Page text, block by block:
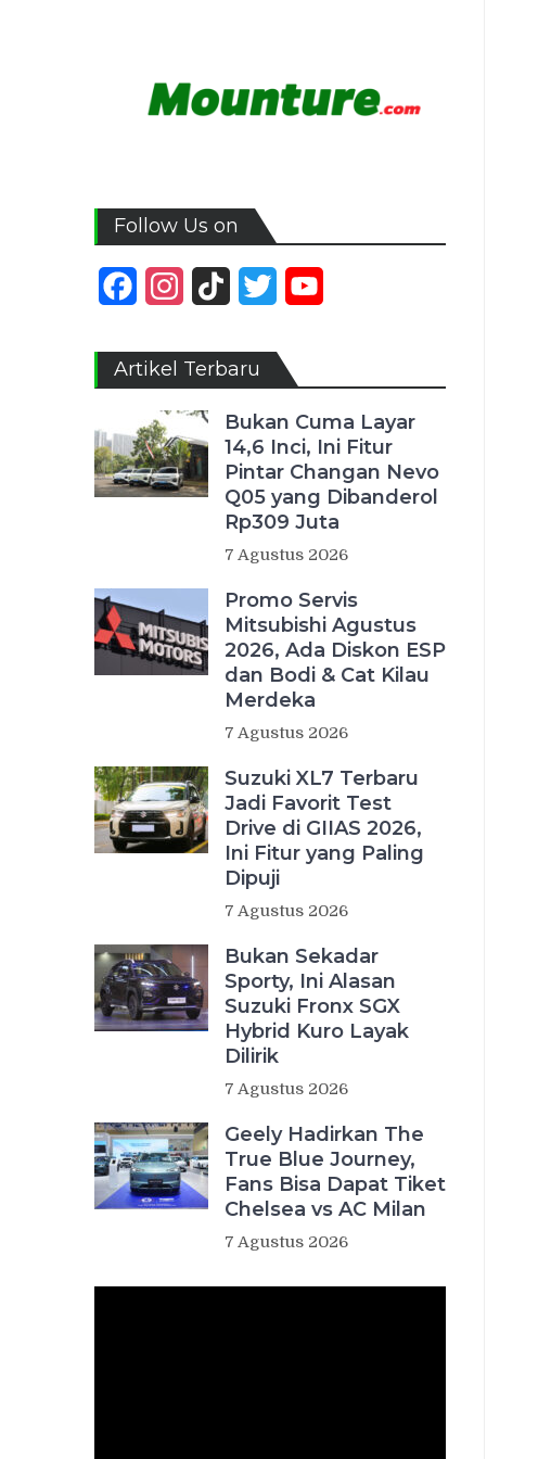
Follow Us on
FacebookInstagram
TikTok Twitter
Artikel Terbaru
Bukan Cuma Layar
14,6 Inci, Ini Fitur
Pintar Changan Nevo
Q05 yang Dibanderol
Rp309 Juta
7 Agustus 2026
Promo Servis
Mitsubishi Agustus
2026, Ada Diskon ESP
dan Bodi & Cat Kilau
Merdeka
7 Agustus 2026
Suzuki XL7 Terbaru
Jadi Favorit Test
Drive di GIIAS 2026,
Ini Fitur yang Paling
Dipuji
7 Agustus 2026
Bukan Sekadar
Sporty, Ini Alasan
Suzuki Fronx SGX
Hybrid Kuro Layak
Dilirik
7 Agustus 2026
Geely Hadirkan The
True Blue Journey,
Fans Bisa Dapat Tiket
Chelsea vs AC Milan
7 Agustus 2026